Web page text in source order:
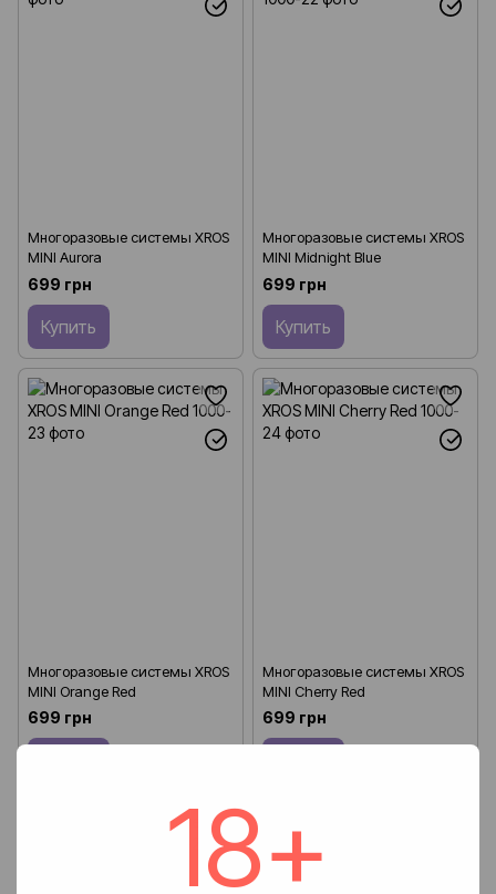
18+
Многоразовые системы XROS
MINI Aurora
699 грн
Купить
Многоразовые системы XROS
MINI Midnight Blue
699 грн
Купить
Многоразовые системы XROS
MINI Orange Red
699 грн
Многоразовые системы XROS
MINI Cherry Red
699 грн